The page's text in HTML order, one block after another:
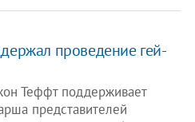
проведение гей-
Теффт поддерживает
представителей